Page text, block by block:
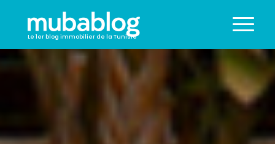
Le 1er blog immobilier de la Tunisie